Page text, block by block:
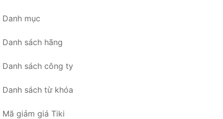
Danh mục
Danh sách hãng
Danh sách công ty
Danh sách từ khóa
Mã giảm giá Tiki